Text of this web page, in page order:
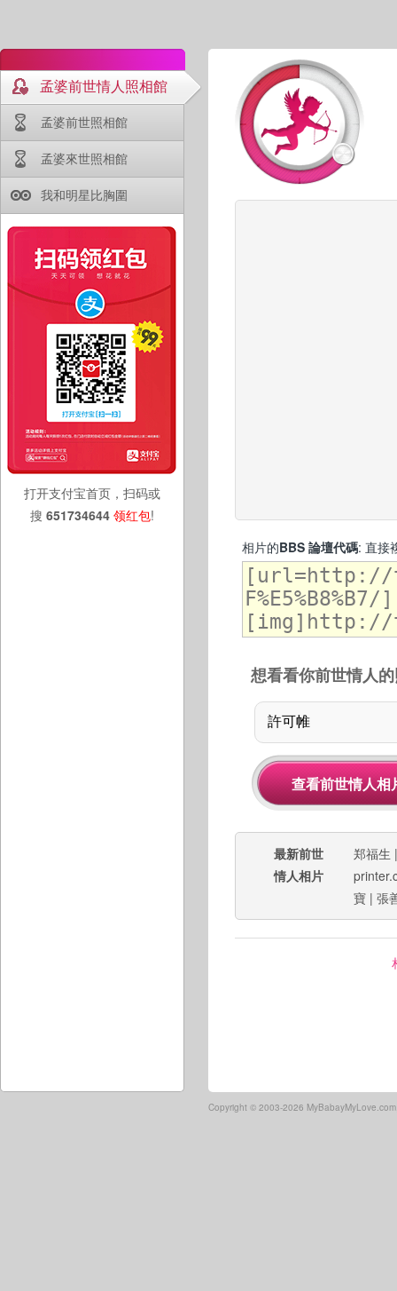
孟婆前世情人照相館
孟婆前世照相館
孟婆來世照相館
我和明星比胸圍
打开支付宝首页，扫码或
搜 651734644 领红包!
相片的BBS 論壇代碼: 直接
想看看你前世情人
最新前世
情人相片
郑福生
寶 | 張
Copyright © 2003-2026